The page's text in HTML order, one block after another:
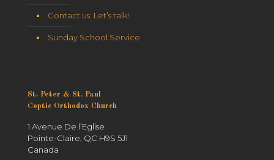
Contact us. Let’s talk!
Sunday School Service
St. Peter & St. Paul
Coptic Orthodox Church
1 Avenue De l’Eglise
Pointe-Claire, QC H9S 5J1
Canada